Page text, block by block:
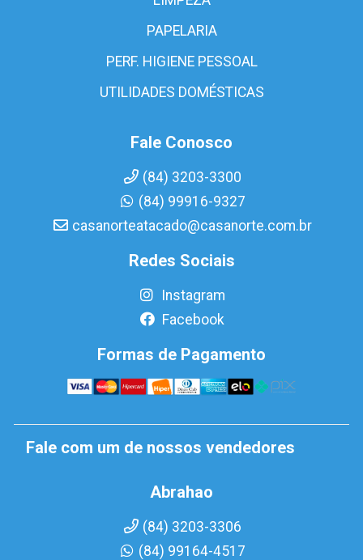
PAPELARIA
PERF. HIGIENE PESSOAL
UTILIDADES DOMÉSTICAS
Fale Conosco
(84) 3203-3300
(84) 99916-9327
casanorteatacado@casanorte.com.br
Redes Sociais
Instagram
Facebook
Formas de Pagamento
Fale com um de nossos vendedores
Abrahao
(84) 3203-3306
(84) 99164-4517